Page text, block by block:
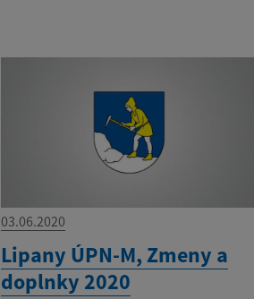
03.06.2020
Lipany ÚPN-M, Zmeny a
doplnky 2020